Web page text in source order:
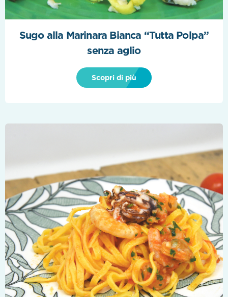
Sugo alla Marinara Bianca “Tutta Polpa”
senza aglio
Scopri di più